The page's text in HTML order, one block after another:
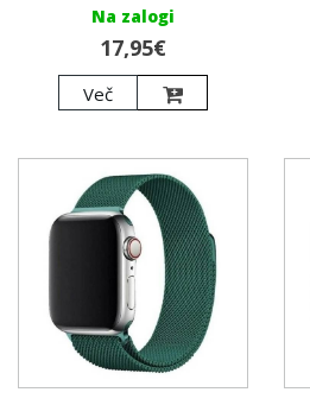
Na zalogi
17,95€
Več